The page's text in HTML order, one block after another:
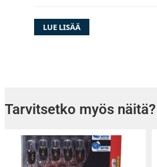
LUE LISÄÄ
Tarvitsetko myös näitä?